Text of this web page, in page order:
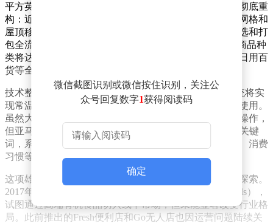
平方英尺，外观类似沃尔玛超级卖场，但内部结构经过彻底重
构：近半数空间被划为自动化仓储区，配备堆叠式货箱网格和
屋顶移动机器人系统。这些机器人可自主完成存储、拣选和打
包全流程，通过高密度设计使仓储效率提升40%以上。商品种
类将达25万种，几乎是沃尔玛的两倍，涵盖生鲜食品、日用百
货等全品类。
技术整合是该计划的核心亮点。正在开发的“Orbital”系统将实
现常温、冷藏、冷冻商品的统一处理，预计两年后投入使用。
虽然大件商品仍需人工干预，生鲜拣选也依赖卖场直接操作，
但亚马逊已着手研发AI选品工具——超市经理只需输入关键
词，系统即可自动生成商品组合方案，并基于地理位置、消费
习惯等数据动态调整库存。
这项雄心勃勃的计划背后，是亚马逊对实体零售的持续探索。
2017年，该公司以137亿美元收购全食超市（Whole Foods），
试图通过高端有机食品切入线下市场，但未能显著改变行业格
局。此前推出的Fresh便利店和Go无人店也因运营问题陆续关
微信截图识别或微信按住识别，关注公
众号回复数字1获得阅读码
确定